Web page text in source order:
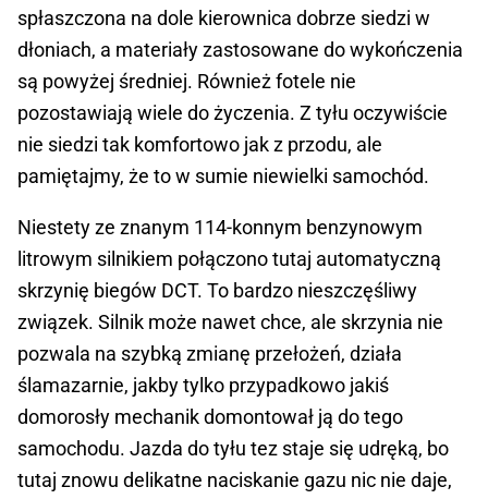
spłaszczona na dole kierownica dobrze siedzi w
dłoniach, a materiały zastosowane do wykończenia
są powyżej średniej. Również fotele nie
pozostawiają wiele do życzenia. Z tyłu oczywiście
nie siedzi tak komfortowo jak z przodu, ale
pamiętajmy, że to w sumie niewielki samochód.
Niestety ze znanym 114-konnym benzynowym
litrowym silnikiem połączono tutaj automatyczną
skrzynię biegów DCT. To bardzo nieszczęśliwy
związek. Silnik może nawet chce, ale skrzynia nie
pozwala na szybką zmianę przełożeń, działa
ślamazarnie, jakby tylko przypadkowo jakiś
domorosły mechanik domontował ją do tego
samochodu. Jazda do tyłu tez staje się udręką, bo
tutaj znowu delikatne naciskanie gazu nic nie daje,